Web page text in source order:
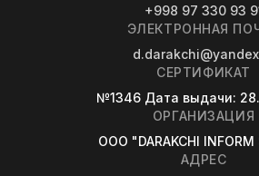
+998 97 330 93
ЭЛЕКТРОННАЯ
СЕРТИФИКАТ
№1346 Дата выдачи:
ОРГАНИЗАЦИЯ
OOO "DARAKCHI INFORM
АДРЕС